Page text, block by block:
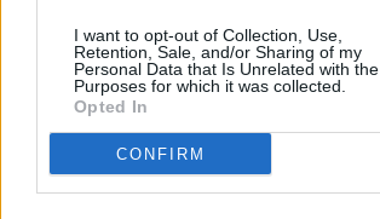
I want to opt-out of Collection, Use,
Retention, Sale, and/or Sharing of my
Personal Data that Is Unrelated with the
Purposes for which it was collected.
Opted In
CONFIRM
Leicht
Mandarinen-Grieß-Kastenkuchen
Leicht